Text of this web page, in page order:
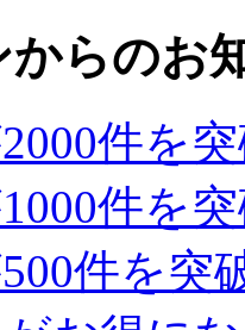
らのお
件を
件を
件を突